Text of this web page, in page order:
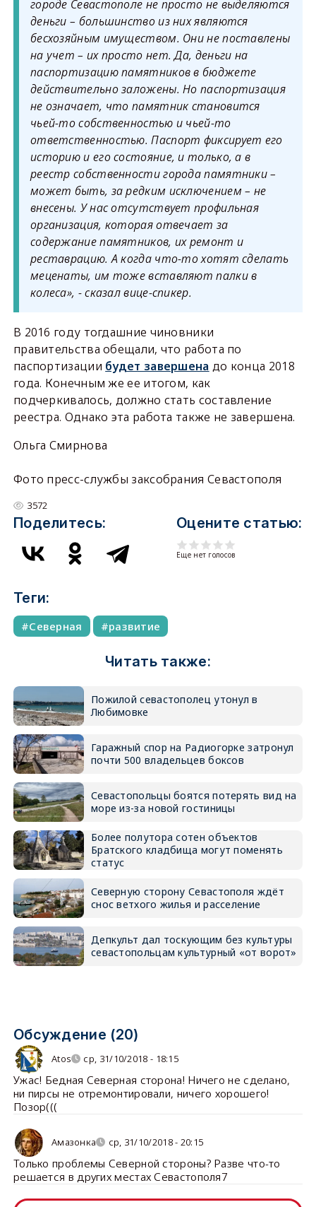
городе Севастополе не просто не выделяются
деньги – большинство из них являются
бесхозяйным имуществом. Они не поставлены
на учет – их просто нет. Да, деньги на
паспортизацию памятников в бюджете
действительно заложены. Но паспортизация
не означает, что памятник становится
чьей-то собственностью и чьей-то
ответственностью. Паспорт фиксирует его
историю и его состояние, и только, а в
реестр собственности города памятники –
может быть, за редким исключением – не
внесены. У нас отсутствует профильная
организация, которая отвечает за
содержание памятников, их ремонт и
реставрацию. А когда что-то хотят сделать
меценаты, им тоже вставляют палки в
колеса», - сказал вице-спикер.
В 2016 году тогдашние чиновники
правительства обещали, что работа по
паспортизации будет завершена до конца 2018
года. Конечным же ее итогом, как
подчеркивалось, должно стать составление
реестра. Однако эта работа также не завершена.
Ольга Смирнова
Фото пресс-службы заксобрания Севастополя
3572
Поделитесь: Оцените статью:
Еще нет голосов
Теги:
Северная развитие
Читать также:
Пожилой севастополец утонул в
Любимовке
Гаражный спор на Радиогорке затронул
почти 500 владельцев боксов
Севастопольцы боятся потерять вид на
море из-за новой гостиницы
Более полутора сотен объектов
Братского кладбища могут поменять
статус
Северную сторону Севастополя ждёт
снос ветхого жилья и расселение
Депкульт дал тоскующим без культуры
севастопольцам культурный «от ворот»
Обсуждение (20)
Atos ср, 31/10/2018 - 18:15
Ужас! Бедная Северная сторона! Ничего не сделано,
ни пирсы не отремонтировали, ничего хорошего!
Позор(((
Амазонка ср, 31/10/2018 - 20:15
Только проблемы Северной стороны? Разве что-то
решается в других местах Севастополя7